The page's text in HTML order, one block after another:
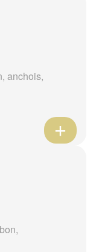
anchois,